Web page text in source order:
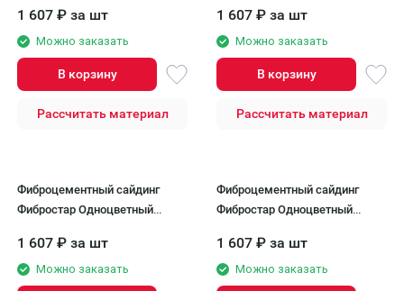
Гончарная Глина
1 607 ₽ за шт
Можно заказать
В корзину
Рассчитать материал
Оливковый Легкий
1 607 ₽ за шт
Можно заказать
В корзину
Рассчитать материал
Фиброцементный сайдинг
Фибростар Одноцветный
Оливковый Серый
1 607 ₽ за шт
Можно заказать
Фиброцементный сайдинг
Фибростар Одноцветный
1 607 ₽ за шт
Можно заказать